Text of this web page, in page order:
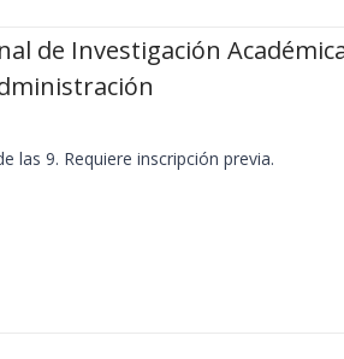
de Investigación
las 9. Requiere inscripción previa.